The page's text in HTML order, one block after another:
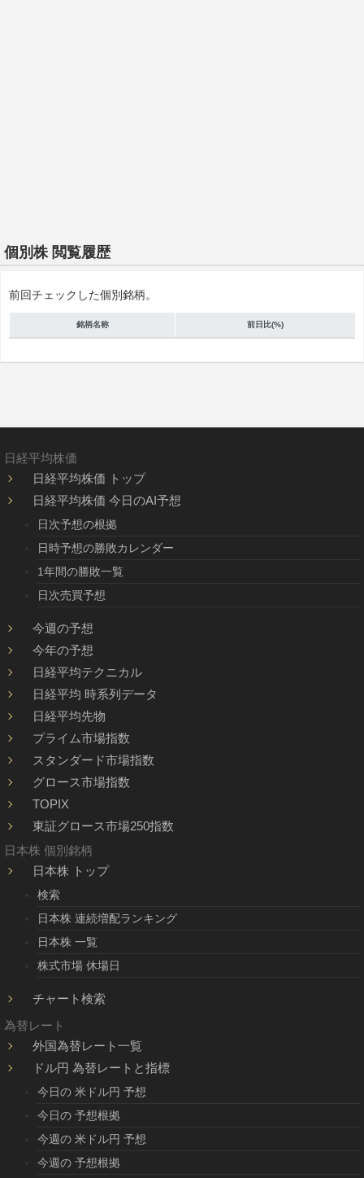
個別株 閲覧履歴
前回チェックした個別銘柄。
銘柄名称 前日比(%)
日経平均株価
日経平均株価 トップ
日経平均株価 今日のAI予想
日次予想の根拠
日時予想の勝敗カレンダー
1年間の勝敗一覧
日次売買予想
今週の予想
今年の予想
日経平均テクニカル
日経平均 時系列データ
日経平均先物
プライム市場指数
スタンダード市場指数
グロース市場指数
TOPIX
東証グロース市場250指数
日本株 個別銘柄
日本株 トップ
検索
日本株 連続増配ランキング
日本株 一覧
株式市場 休場日
チャート検索
為替レート
外国為替レート一覧
ドル円 為替レートと指標
今日の 米ドル円 予想
今日の 予想根拠
今週の 米ドル円 予想
今週の 予想根拠